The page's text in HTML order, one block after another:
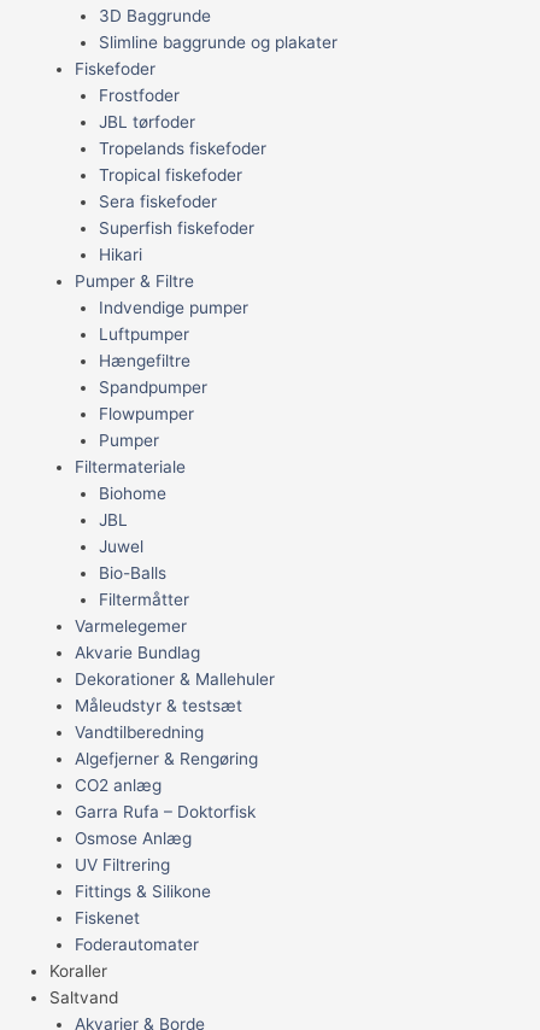
3D Baggrunde
Slimline baggrunde og plakater
Fiskefoder
Frostfoder
JBL tørfoder
Tropelands fiskefoder
Tropical fiskefoder
Sera fiskefoder
Superfish fiskefoder
Hikari
Pumper & Filtre
Indvendige pumper
Luftpumper
Hængefiltre
Spandpumper
Flowpumper
Pumper
Filtermateriale
Biohome
JBL
Juwel
Bio-Balls
Filtermåtter
Varmelegemer
Akvarie Bundlag
Dekorationer & Mallehuler
Måleudstyr & testsæt
Vandtilberedning
Algefjerner & Rengøring
CO2 anlæg
Garra Rufa – Doktorfisk
Osmose Anlæg
UV Filtrering
Fittings & Silikone
Fiskenet
Foderautomater
Koraller
Saltvand
Akvarier & Borde